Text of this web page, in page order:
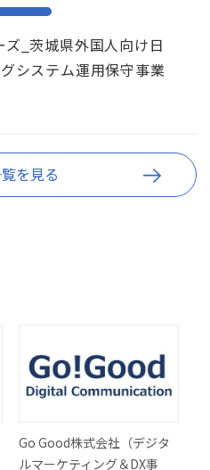
_茨城県外国人向け日
システム運用保守事業
を見る
Go Good株式会社（デジタ
ルマーケティング＆DX事